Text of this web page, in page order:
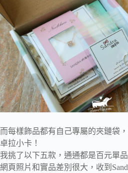
而每樣飾品都有自己專屬的夾鏈袋
卓拉小卡！
我挑了以下五款，通通都是百元單
網頁照片和實品差別很大，收到